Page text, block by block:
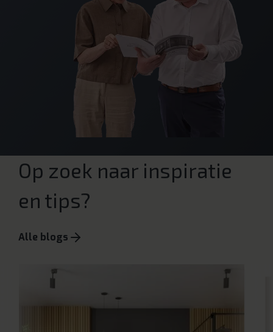
Op zoek naar inspiratie
en tips?
Alle blogs